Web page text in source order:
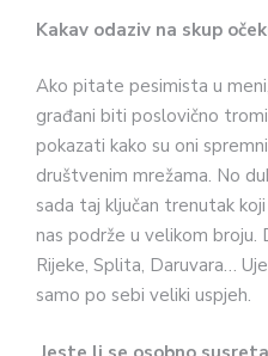
Kakav odaziv na skup
Ako pitate pesimista u
građani biti poslovično
pokazati kako su oni
društvenim mrežama. No
sada taj ključan trenutak
nas podrže u velikom broju.
Rijeke, Splita, Daruvara…
samo po sebi veliki uspjeh.